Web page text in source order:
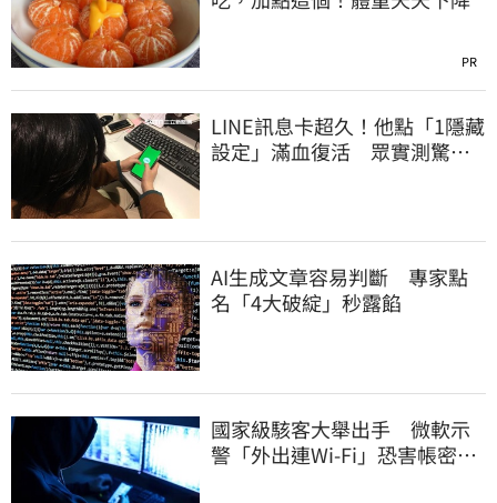
PR
LINE訊息卡超久！他點「1隱藏
設定」滿血復活 眾實測驚：
AI生成文章容易判斷 專家點
名「4大破綻」秒露餡
國家級駭客大舉出手 微軟示
警「外出連Wi-Fi」恐害帳密被